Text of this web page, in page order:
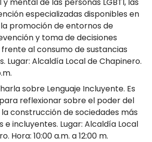
especializadas disponibles en
promoción de entornos de
y toma de decisiones
al consumo de sustancias
Lugar: Alcaldía Local de Chapinero.
sobre Lenguaje Incluyente. Es
reflexionar sobre el poder del
construcción de sociedades más
e incluyentes. Lugar: Alcaldía Local
Hora: 10:00 a.m. a 12:00 m.